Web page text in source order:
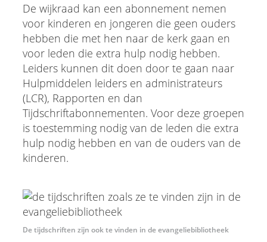
De wijkraad kan een abonnement nemen
voor kinderen en jongeren die geen ouders
hebben die met hen naar de kerk gaan en
voor leden die extra hulp nodig hebben.
Leiders kunnen dit doen door te gaan naar
Hulpmiddelen leiders en administrateurs
(LCR), Rapporten en dan
Tijdschriftabonnementen. Voor deze groepen
is toestemming nodig van de leden die extra
hulp nodig hebben en van de ouders van de
kinderen.
De tijdschriften zijn ook te vinden in de evangeliebibliotheek